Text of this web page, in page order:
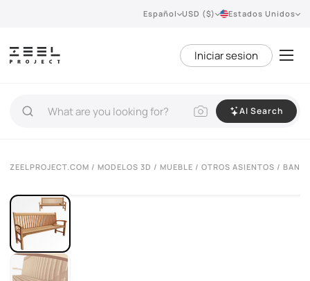
Español USD ($) Estados Unidos
Iniciar sesion
AI Search
ZEELPROJECT.COM / MODELOS 3D / MUEBLE / OTROS ASIENTOS /
VIEW 360°